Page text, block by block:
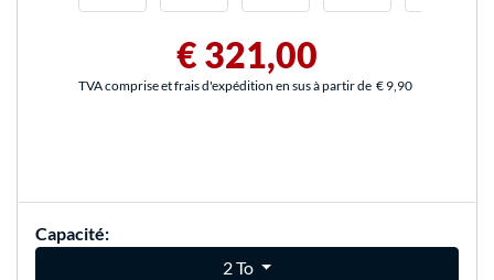
€ 321,00
TVA comprise et frais d'expédition en sus à partir de € 9,90
Capacité:
2 To